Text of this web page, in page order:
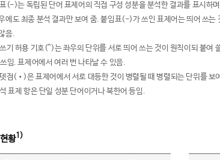
(-)는 독립된 단어 표제어의 직접 구성 성분을 분석한 결과를 표시하
에도 최종 분석 결과만 보여 줌. 붙임표(-)가 쓰인 표제어는 띄어 쓰
음.
기 허용 기호(^)는 좌우의 단위를 서로 띄어 쓰는 것이 원칙이되 붙여
임. 표제어에서 여러 번 나타날 수 있음.
점(•)은 표제어에서 서로 대등한 것이 병렬될 때 병렬되는 단위를 보
표제 항은 단일 성분 단어이거나 북한어 등임.
황1)